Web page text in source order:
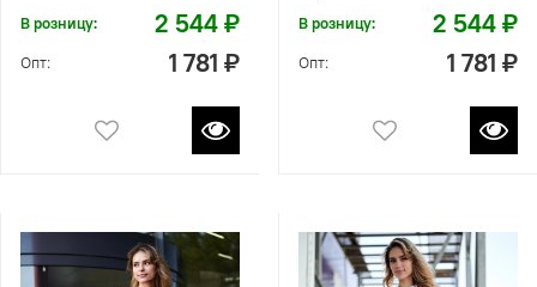
В розницу: 2 544 ₽
Опт: 1 781 ₽
В розницу: 2 544 ₽
Опт: 1 781 ₽